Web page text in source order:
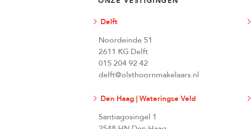
Delft
Noordeinde 51
2611 KG Delft
015 204 92 42
delft@olsthoornmakelaars.nl
Den Haag | Wateringse Veld
Santiagosingel 1